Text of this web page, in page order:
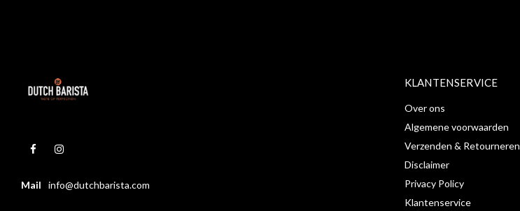
Mail info@dutchbarista.com
KLANTENSERVICE
Over ons
Algemene voorwaarden
Verzenden & Retourneren
Disclaimer
Privacy Policy
Klantenservice